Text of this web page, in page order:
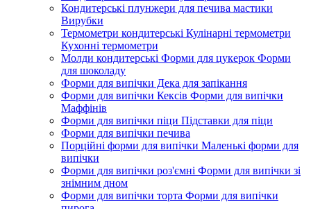
Кондитерські плунжери для печива мастики
Вирубки
Термометри кондитерські Кулінарні термометри
Кухонні термометри
Молди кондитерські Форми для цукерок Форми
для шоколаду
Форми для випічки Дека для запікання
Форми для випічки Кексів Форми для випічки
Маффінів
Форми для випічки піци Підставки для піци
Форми для випічки печива
Порційні форми для випічки Маленькі форми для
випічки
Форми для випічки роз'ємні Форми для випічки зі
знімним дном
Форми для випічки торта Форми для випічки